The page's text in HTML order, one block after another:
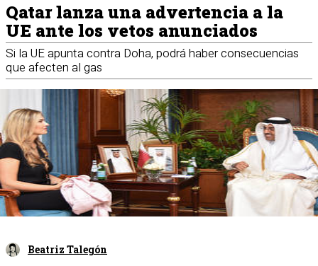
Qatar lanza una advertencia a la
UE ante los vetos anunciados
Si la UE apunta contra Doha, podrá haber consecuencias
que afecten al gas
Beatriz Talegón